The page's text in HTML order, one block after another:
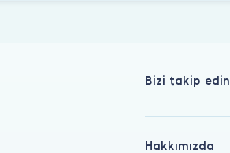
Bizi takip edin
Hakkımızda